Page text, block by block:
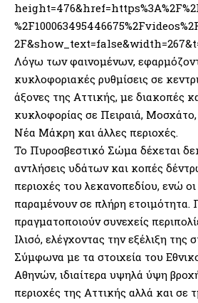
Λόγω των φαινομένων,
κυκλοφοριακές ρυθμίσεις σε
άξονες της Αττικής, με διακοπές
κυκλοφορίας σε Πειραιά,
Νέα Μάκρη και άλλες περιοχές.
Το Πυροσβεστικό Σώμα δέχεται
αντλήσεις υδάτων και κοπές
περιοχές του λεκανοπεδίου, ενώ
παραμένουν σε πλήρη ετοιμότητα.
πραγματοποιούν συνεχείς
Ιλισό, ελέγχοντας την εξέλιξη
Σύμφωνα με τα στοιχεία του
Αθηνών, ιδιαίτερα υψηλά ύψη
περιοχές της Αττικής αλλά και σε